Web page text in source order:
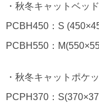
・秋冬キャットベッド
PCBH450：S
PCBH550：
・秋冬キャットポケ
PCPH370：